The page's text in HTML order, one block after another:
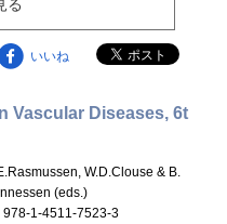
る
いいね
Vascular Diseases, 6t
W.D.Clouse & B.
(eds.)
978-1-4511-7523-3